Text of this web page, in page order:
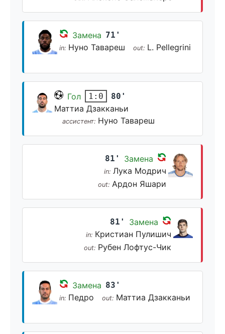
Замена 71'
in: Нуно Тавареш out: L. Pellegrini
Гол 1:0 80'
Маттиа Дзакканьи
ассистент: Нуно Тавареш
81' Замена
in: Лука Модрич
out: Ардон Яшари
81' Замена
in: Кристиан Пулишич
out: Рубен Лофтус-Чик
Замена 83'
in: Педро out: Маттиа Дзакканьи